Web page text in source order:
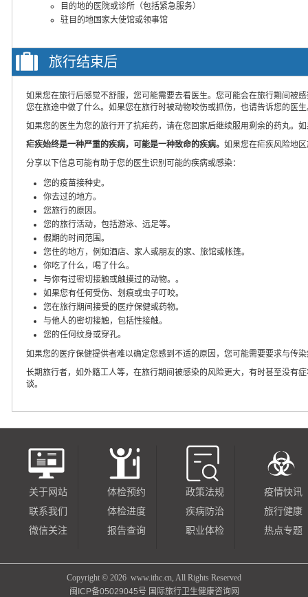
目的地的医院或诊所（包括紧急服务）
驻目的地国家大使馆或领事馆
旅行结束后
如果您在旅行后感觉不舒服，您可能需要去看医生。您可能会在旅行期间被
您在旅途中做了什么。如果您在旅行时被动物咬伤或抓伤，也请告诉您的医
如果您的医生为您的旅行开了抗疟药，请在您回家后继续服用剩余的药丸。
疟疾始终是一种严重的疾病，可能是一种致命的疾病。 如果您在疟疾风险地
分享以下信息可能有助于您的医生识别可能的疾病或感染：
您的疫苗接种史。
你去过的地方。
您旅行的原因。
您的旅行活动，包括游泳、远足等。
假期的时间范围。
您住的地方，例如酒店、家人或朋友的家、旅馆或帐篷。
你吃了什么，喝了什么。
与你有过密切接触或触摸过的动物。。
如果您有任何受伤、划痕或虫子叮咬。
您在旅行期间接受的医疗保健或药物。
与他人的密切接触，包括性接触。
您的任何纹身或穿孔。
如果您的医疗保健提供者难以确定您感到不适的原因，您可能需要要求与传
长期旅行者，如外籍工人等，在旅行期间被感染的风险更大，有时甚至没有
谈。
关于网站
联系我们
微信关注
体检预约
体检进度
报告查询
政策法规
疾病防治
职业体检
疫情快讯
旅行健康
热点专题
Copyright © 2026 www.ithc.cn, All Rights Reserved
闽ICP备05029045号 国际旅行卫生健康咨询网